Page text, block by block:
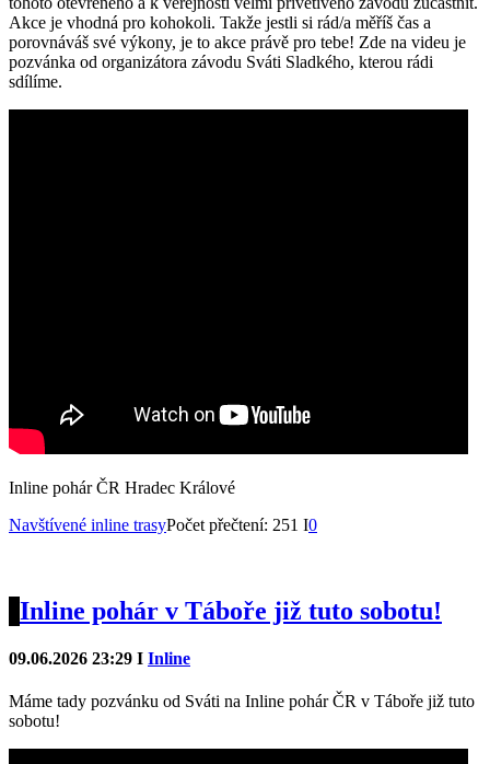
Akce je vhodná pro kohokoli. Takže jestli si rád/a měříš čas a
porovnáváš své výkony, je to akce právě pro tebe! Zde na videu je
pozvánka od organizátora závodu Sváti Sladkého, kterou rádi
sdílíme.
Inline pohár ČR Hradec Králové
Navštívené inline trasyPočet přečtení: 251 I0
Inline pohár v Táboře již tuto sobotu!
09.06.2026 23:29 I Inline
Máme tady pozvánku od Sváti na Inline pohár ČR v Táboře již tuto
sobotu!